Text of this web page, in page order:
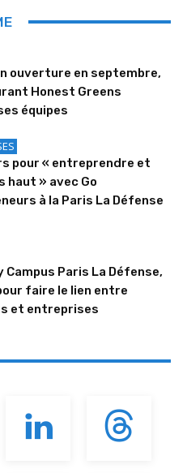
ouverture en septembre,
Honest Greens
équipes
pour « entreprendre et
haut » avec Go
à la Paris La Défense
Campus Paris La Défense,
faire le lien entre
et entreprises